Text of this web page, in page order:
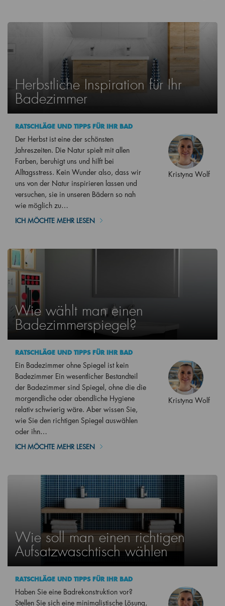
Herbstliche Inspiration für Ihr
Badezimmer
RATSCHLÄGE UND TIPPS FÜR IHR BAD
Der Herbst ist eine der schönsten
Jahreszeiten. Die Natur spielt mit allen
Farben, beruhigt uns und hilft bei
Alltagsstress. Kein Wunder also, dass wir
uns von der Natur inspirieren lassen und
versuchen, sie in unseren Bädern so nah
wie möglich zu…
ICH MÖCHTE MEHR LESEN
Kristyna Wolf
Wie wählt man einen
Badezimmerspiegel?
RATSCHLÄGE UND TIPPS FÜR IHR BAD
Ein Badezimmer ohne Spiegel ist kein
Badezimmer Ein wesentlicher Bestandteil
der Badezimmer sind Spiegel, ohne die die
morgendliche oder abendliche Hygiene
relativ schwierig wäre. Aber wissen Sie,
wie Sie den richtigen Spiegel auswählen
oder ihn…
ICH MÖCHTE MEHR LESEN
Kristyna Wolf
Wie soll man einen richtigen
Aufsatzwaschtisch wählen
RATSCHLÄGE UND TIPPS FÜR IHR BAD
Haben Sie eine Badrekonstruktion vor?
Stellen Sie sich eine minimalistische Lösung,